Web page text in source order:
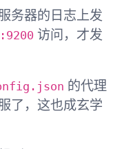
务器的日志上发
访问，才发
的代理
了，这也成玄学